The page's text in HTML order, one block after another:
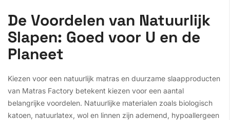
De Voordelen van Natuurlijk
Slapen: Goed voor U en de
Planeet
Kiezen voor een natuurlijk matras en duurzame slaapproducten
van Matras Factory betekent kiezen voor een aantal
belangrijke voordelen. Natuurlijke materialen zoals biologisch
katoen, natuurlatex, wol en linnen zijn ademend, hypoallergeen